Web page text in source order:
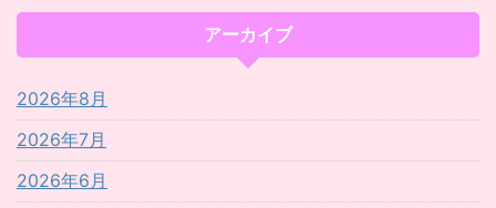
アーカイブ
2026年8月
2026年7月
2026年6月